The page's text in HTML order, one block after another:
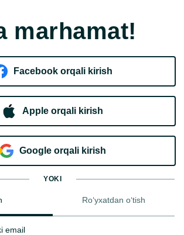
marhamat!
Facebook orqali kirish​
Apple orqali kirish
Goo​g​le orqali kirish
YOKI
Ro‘yxatdan o‘tish
email